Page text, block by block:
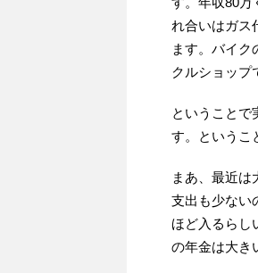
れ合いはガス
ます。バイク
クルショップ
ということで
す。というこ
まあ、最近は
支出も少ない
ほど入るらし
の年金は大き